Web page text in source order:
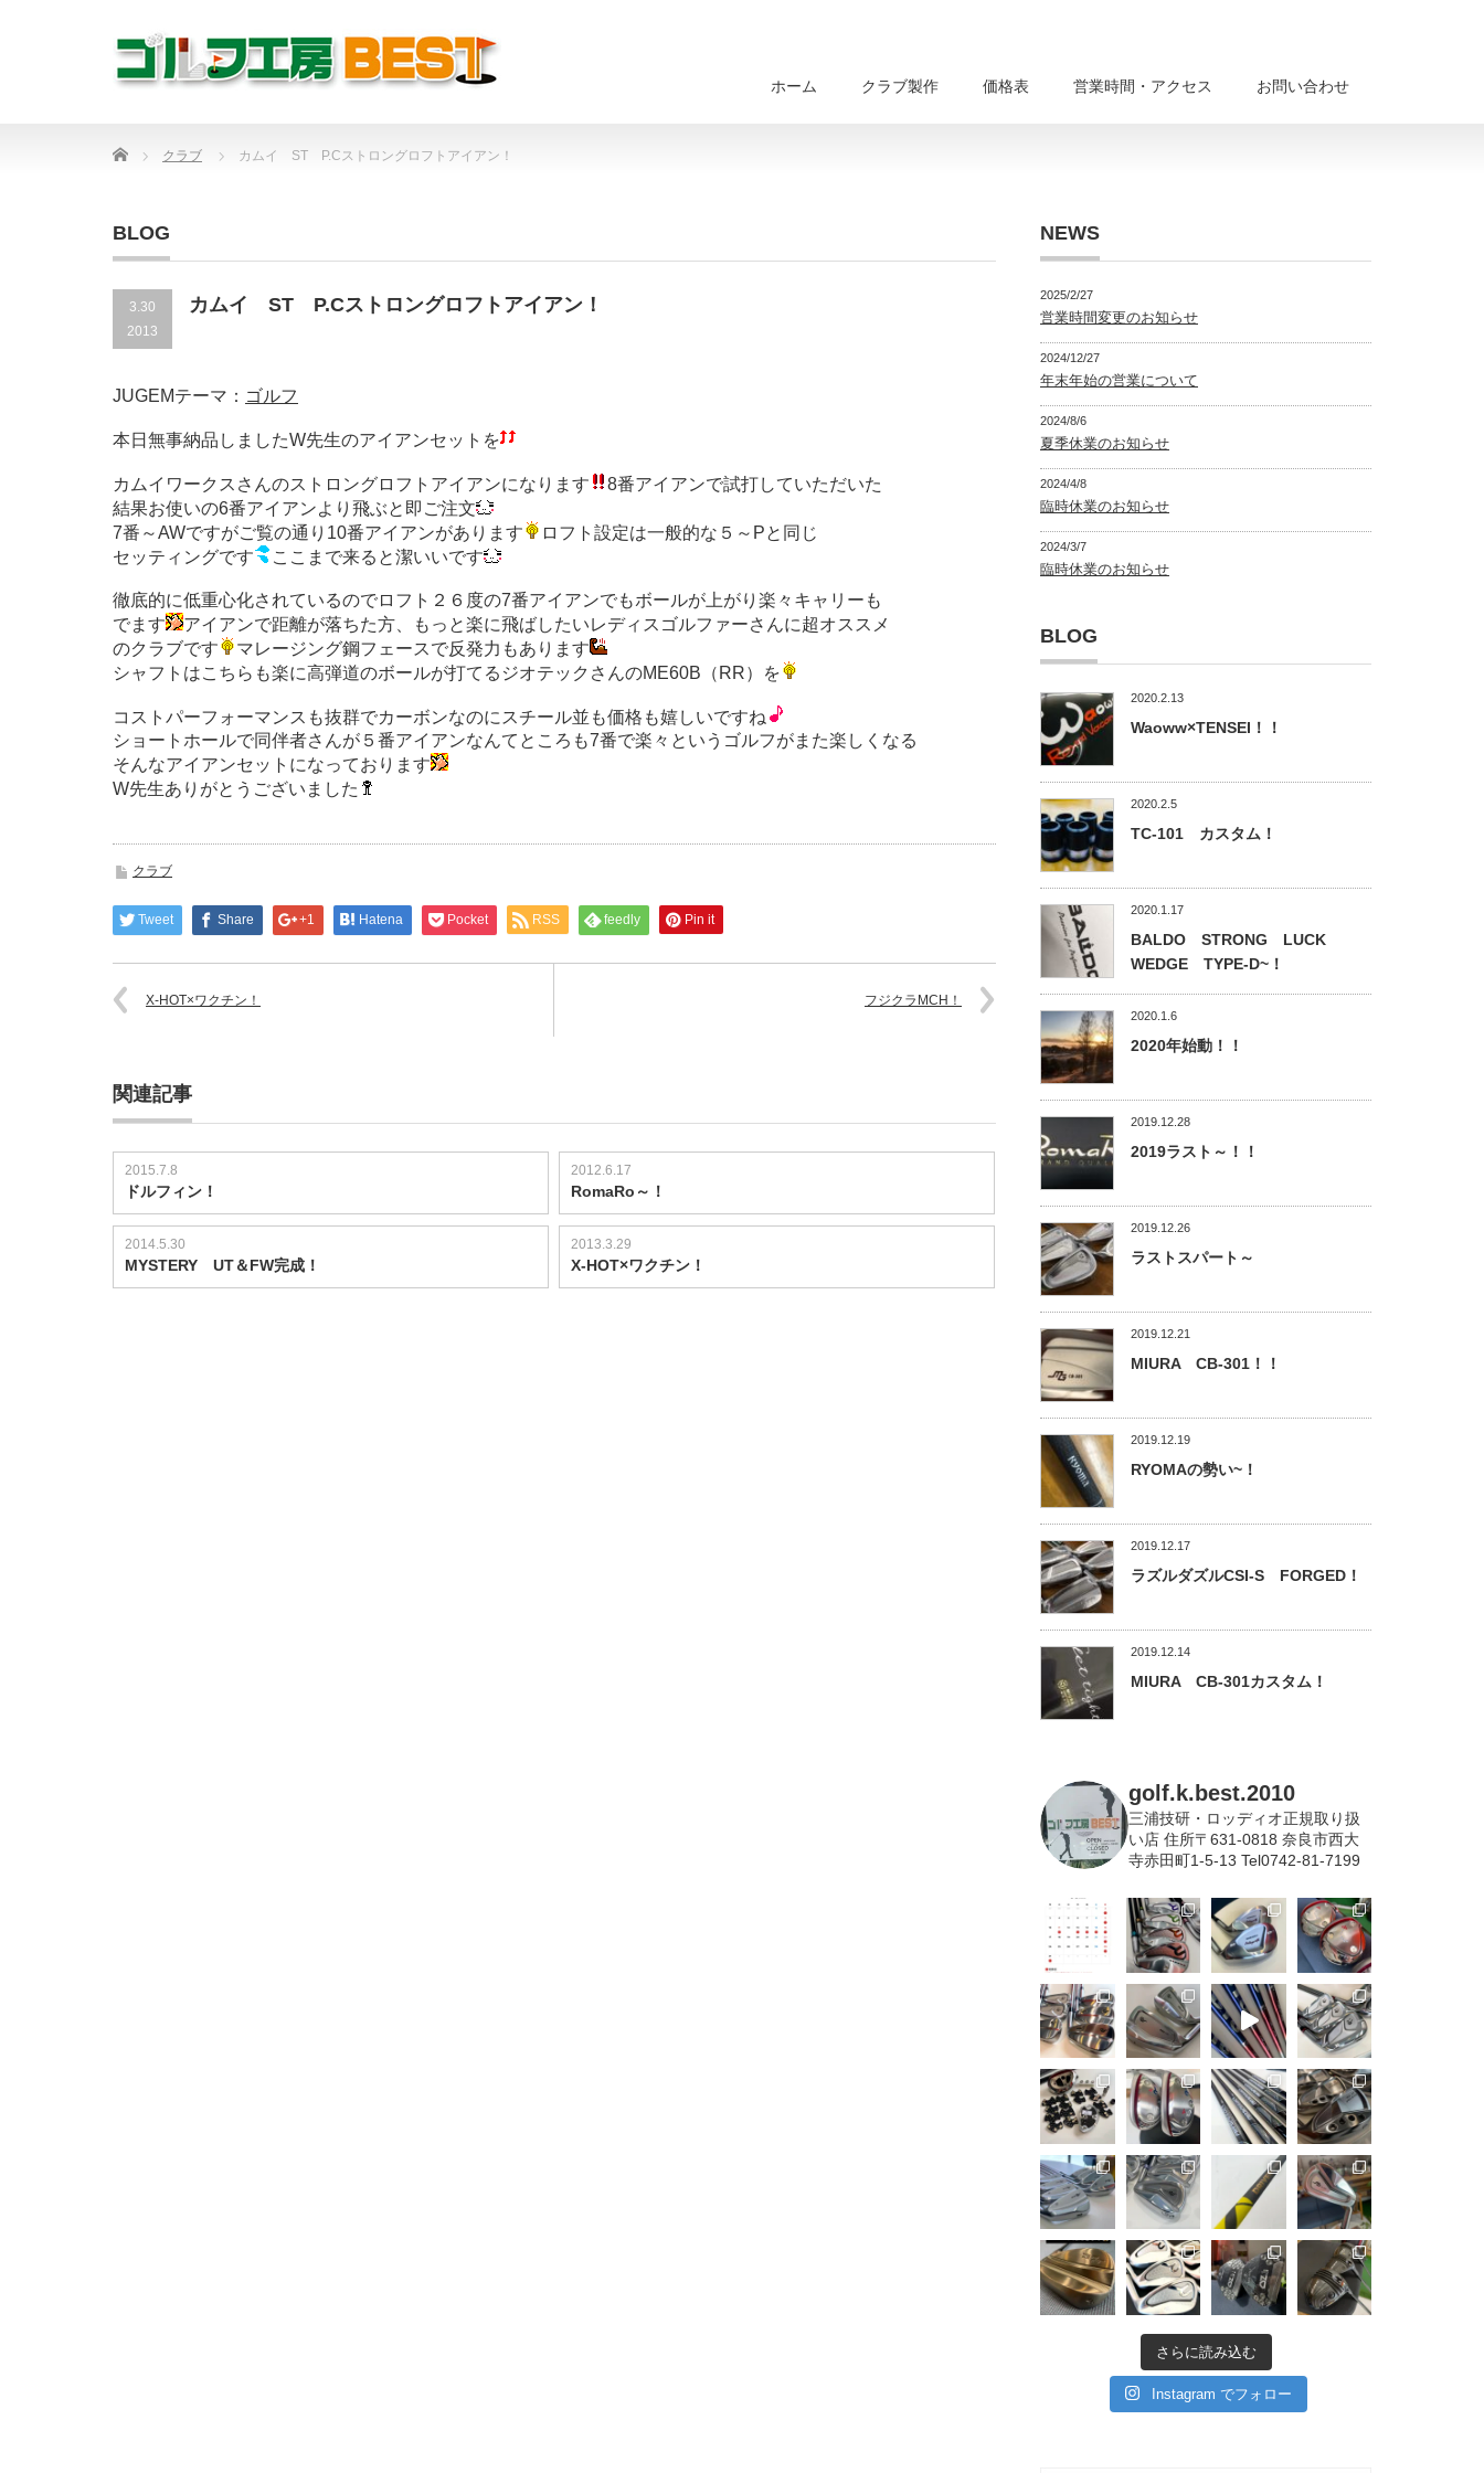
ホーム クラブ製作 価格表 営業時間・アクセス お問い合わせ
Home クラブ カムイ ST P.Cストロングロフトアイアン！
BLOG
3.30
2013
カムイ ST P.Cストロングロフトアイアン！
JUGEMテーマ： ゴルフ
本日無事納品しましたW先生のアイアンセットを
カムイワークスさんのストロングロフトアイアンになります
8番アイアンで試打していただいた
結果お使いの6番アイアンより飛ぶと即ご注文
7番～AWですがご覧の通り10番アイアンがあります
ロフト設定は一般的な５～Pと同じ
セッティングです
ここまで来ると潔いいです
徹底的に低重心化されているのでロフト２６度の7番アイアンでもボールが上がり楽々キャリーも
でます
アイアンで距離が落ちた方、もっと楽に飛ばしたいレディスゴルファーさんに超オススメ
のクラブです
マレージング鋼フェースで反発力もあります
シャフトはこちらも楽に高弾道のボールが打てるジオテックさんのME60B（RR）を
コストパーフォーマンスも抜群でカーボンなのにスチール並も価格も嬉しいですね
ショートホールで同伴者さんが５番アイアンなんてところも7番で楽々というゴルフがまた楽しくなる
そんなアイアンセットになっております
W先生ありがとうございました
クラブ
Tweet Share +1 Hatena Pocket RSS feedly Pin it
X-HOT×ワクチン！ フジクラMCH！
関連記事
2015.7.8
ドルフィン！
2012.6.17
RomaRo～！
2014.5.30
MYSTERY UT＆FW完成！
2013.3.29
X-HOT×ワクチン！
NEWS
2025/2/27
営業時間変更のお知らせ
2024/12/27
年末年始の営業について
2024/8/6
夏季休業のお知らせ
2024/4/8
臨時休業のお知らせ
2024/3/7
臨時休業のお知らせ
BLOG
2020.2.13
Waoww×TENSEI！！
2020.2.5
TC-101 カスタム！
2020.1.17
BALDO STRONG LUCK
WEDGE TYPE-D~！
2020.1.6
2020年始動！！
2019.12.28
2019ラスト～！！
2019.12.26
ラストスパート～
2019.12.21
MIURA CB-301！！
2019.12.19
RYOMAの勢い~！
2019.12.17
ラズルダズルCSI-S FORGED！
2019.12.14
MIURA CB-301カスタム！
golf.k.best.2010
三浦技研・ロッディオ正規取り扱
い店 住所〒631-0818 奈良市西大
寺赤田町1-5-13 Tel0742-81-7199
さらに読み込む
Instagram でフォロー